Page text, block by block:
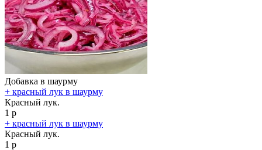
Добавка в шаурму
+ красный лук в шаурму
Красный лук.
1 р
+ красный лук в шаурму
Красный лук.
1 р